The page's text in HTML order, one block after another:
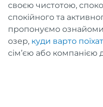
своєю чистотою,
спокійного та
пропонуємо
озер, куди варто
сім’єю або компанією